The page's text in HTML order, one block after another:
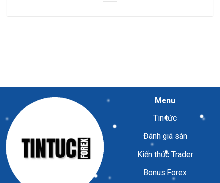
Menu
Tin tức
Đánh giá sàn
Kiến thức Trader
Bonus Forex